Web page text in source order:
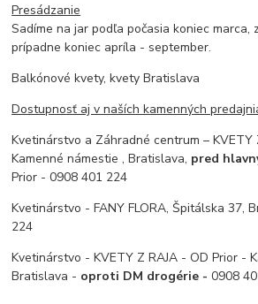
Presádzanie
Sadíme na jar podľa počasia koniec marca,
prípadne koniec apríla - september.
Balkónové kvety, kvety Bratislava
Dostupnosť aj v naších kamenných
Kvetinárstvo a Záhradné centrum – KVETY
Kamenné námestie , Bratislava, pred
Prior - 0908 401 224
Kvetinárstvo - FANY FLORA, Špitálska 37,
224
Kvetinárstvo - KVETY Z RAJA - OD Prior -
Bratislava - oproti DM drogérie -0908